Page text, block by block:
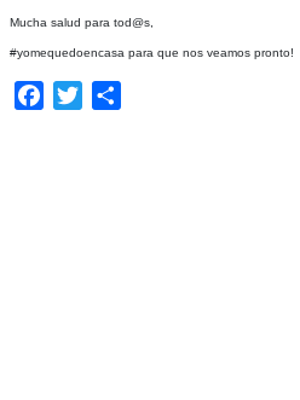
Mucha salud para tod@s,
#yomequedoencasa para que nos veamos pronto!
Facebook
Twitter